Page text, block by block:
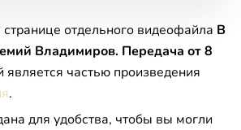
отдельного видеофайла В
Владимиров. Передача от 8
является частью произведения
.
для удобства, чтобы вы могли